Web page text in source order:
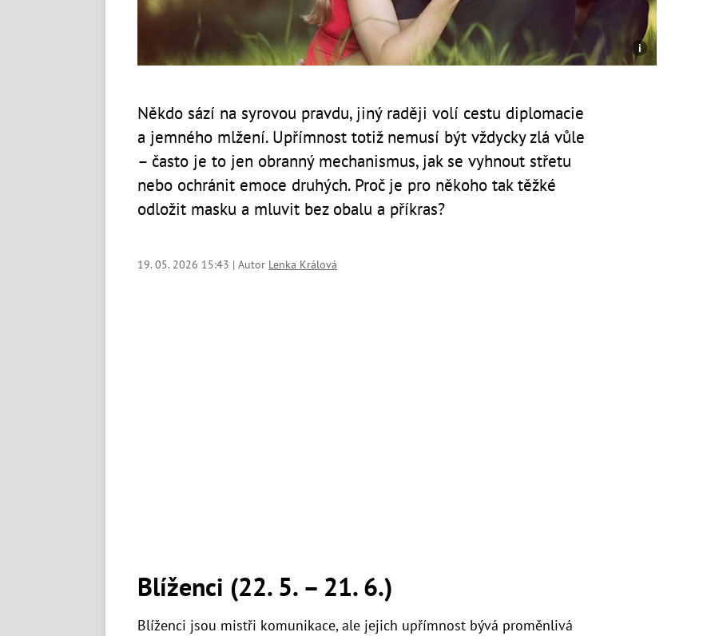
Někdo sází na syrovou pravdu, jiný raději volí cestu diplomacie
a jemného mlžení. Upřímnost totiž nemusí být vždycky zlá vůle
– často je to jen obranný mechanismus, jak se vyhnout střetu
nebo ochránit emoce druhých. Proč je pro někoho tak těžké
odložit masku a mluvit bez obalu a příkras?
19. 05. 2026 15:43 | Autor Lenka Králová
Blíženci (22. 5. – 21. 6.)
Blíženci jsou mistři komunikace, ale jejich upřímnost bývá proměnlivá